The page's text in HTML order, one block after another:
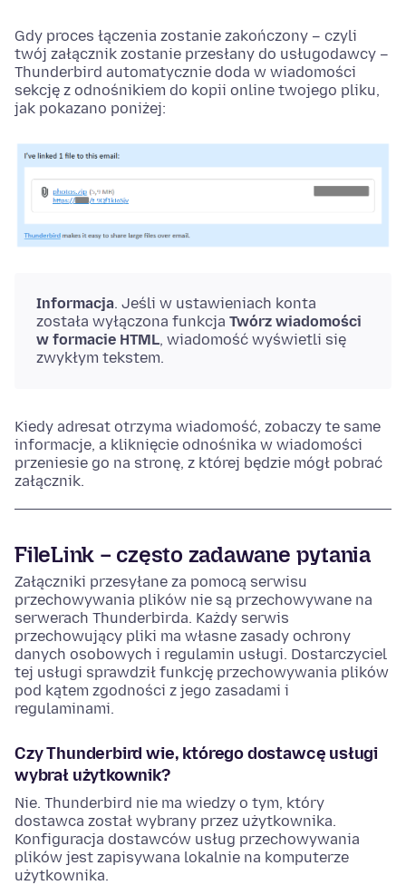
Gdy proces łączenia zostanie zakończony – czyli
twój załącznik zostanie przesłany do usługodawcy –
Thunderbird automatycznie doda w wiadomości
sekcję z odnośnikiem do kopii online twojego pliku,
jak pokazano poniżej:
Informacja. Jeśli w ustawieniach konta
została wyłączona funkcja Twórz wiadomości
w formacie HTML, wiadomość wyświetli się
zwykłym tekstem.
Kiedy adresat otrzyma wiadomość, zobaczy te same
informacje, a kliknięcie odnośnika w wiadomości
przeniesie go na stronę, z której będzie mógł pobrać
załącznik.
FileLink – często zadawane pytania
Załączniki przesyłane za pomocą serwisu
przechowywania plików nie są przechowywane na
serwerach Thunderbirda. Każdy serwis
przechowujący pliki ma własne zasady ochrony
danych osobowych i regulamin usługi. Dostarczyciel
tej usługi sprawdził funkcję przechowywania plików
pod kątem zgodności z jego zasadami i
regulaminami.
Czy Thunderbird wie, którego dostawcę usługi
wybrał użytkownik?
Nie. Thunderbird nie ma wiedzy o tym, który
dostawca został wybrany przez użytkownika.
Konfiguracja dostawców usług przechowywania
plików jest zapisywana lokalnie na komputerze
użytkownika.